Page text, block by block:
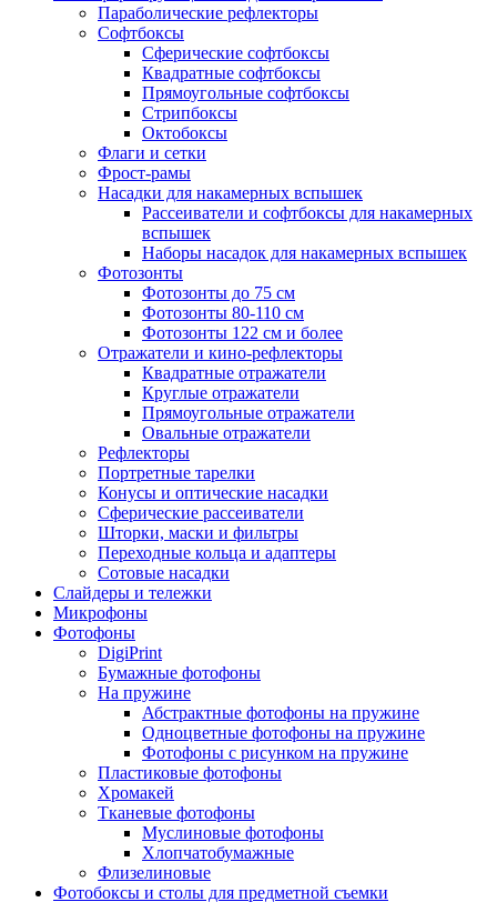
Параболические рефлекторы
Софтбоксы
Сферические софтбоксы
Квадратные софтбоксы
Прямоугольные софтбоксы
Стрипбоксы
Октобоксы
Флаги и сетки
Фрост-рамы
Насадки для накамерных вспышек
Рассеиватели и софтбоксы для накамерных
вспышек
Наборы насадок для накамерных вспышек
Фотозонты
Фотозонты до 75 см
Фотозонты 80-110 см
Фотозонты 122 см и более
Отражатели и кино-рефлекторы
Квадратные отражатели
Круглые отражатели
Прямоугольные отражатели
Овальные отражатели
Рефлекторы
Портретные тарелки
Конусы и оптические насадки
Сферические рассеиватели
Шторки, маски и фильтры
Переходные кольца и адаптеры
Сотовые насадки
Слайдеры и тележки
Микрофоны
Фотофоны
DigiPrint
Бумажные фотофоны
На пружине
Абстрактные фотофоны на пружине
Одноцветные фотофоны на пружине
Фотофоны с рисунком на пружине
Пластиковые фотофоны
Хромакей
Тканевые фотофоны
Муслиновые фотофоны
Хлопчатобумажные
Флизелиновые
Фотобоксы и столы для предметной съемки